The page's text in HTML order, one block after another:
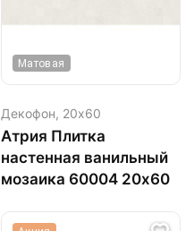
Матовая
Декофон, 20х60
Атрия Плитка
настенная ванильный
мозаика 60004 20х60